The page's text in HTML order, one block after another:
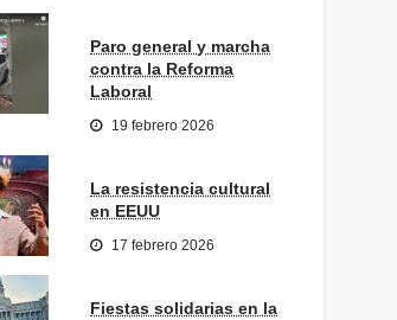
Paro general y marcha
contra la Reforma
Laboral
19 febrero 2026
La resistencia cultural
en EEUU
17 febrero 2026
Fiestas solidarias en la